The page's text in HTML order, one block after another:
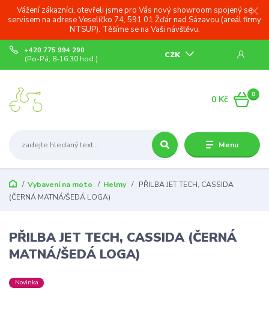
Vážení zákazníci, otevřeli jsme pro Vás nový showroom spojený se
servisem na adrese Veselíčko 74, 591 01 Žďár nad Sázavou (areál firmy
NTSUP). Těšíme se na Vaši návštěvu.
Menu
CZK
+420 775 994 290
(Po-Pá, 8-16:30 hod.)
0
0 Kč
Vybavení na moto Helmy
PŘILBA JET TECH, CASSIDA
(ČERNÁ MATNÁ/ŠEDÁ LOGA)
PŘILBA JET TECH, CASSIDA (ČERNÁ
MATNÁ/ŠEDÁ LOGA)
Novinka